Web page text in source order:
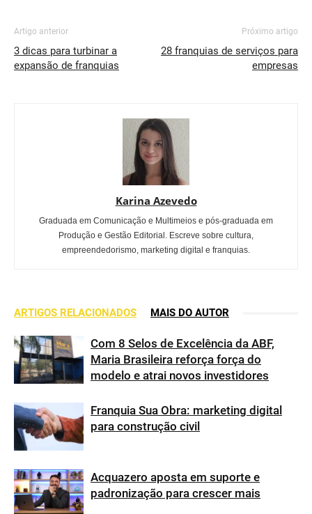
Artigo anterior
3 dicas para turbinar a
expansão de franquias
Próximo artigo
28 franquias de serviços para
empresas
Karina Azevedo
Graduada em Comunicação e Multimeios e pós-graduada em
Produção e Gestão Editorial. Escreve sobre cultura,
empreendedorismo, marketing digital e franquias.
ARTIGOS RELACIONADOS MAIS DO AUTOR
Com 8 Selos de Excelência da ABF,
Maria Brasileira reforça força do
modelo e atrai novos investidores
Franquia Sua Obra: marketing digital
para construção civil
Acquazero aposta em suporte e
padronização para crescer mais